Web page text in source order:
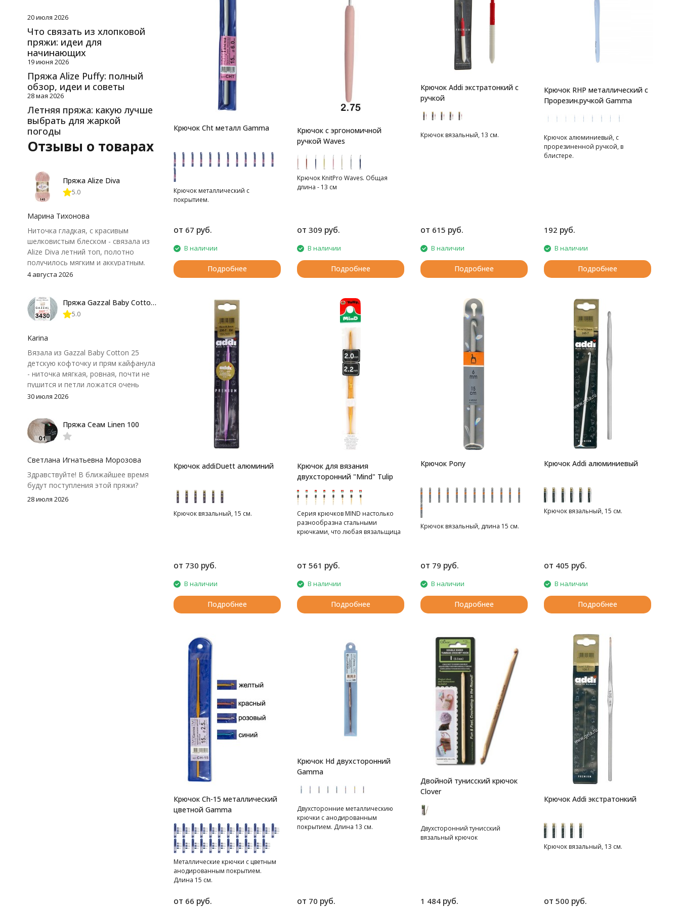
Крючок Cht металл Gamma
Крючок металлический с
покрытием.
от 67 руб.
В наличии
Подробнее
Крючок с эргономичной
ручкой Waves
Крючок KnitPro Waves. Общая
длина - 13 см
от 309 руб.
В наличии
Подробнее
Крючок Addi экстратонкий с
ручкой
Крючок вязальный, 13 см.
от 615 руб.
В наличии
Подробнее
Крючок RHP металлический с
Прорезин.ручкой Gamma
Крючок алюминиевый, с
прорезиненной ручкой, в
блистере.
192 руб.
В наличии
Подробнее
Крючок addiDuett алюминий
Крючок вязальный, 15 см.
от 730 руб.
В наличии
Подробнее
Крючок для вязания
двухсторонний "Mind" Tulip
Серия крючков MIND настолько
разнообразна стальными
крючками, что любая вязальщица
сможет подобрать себе нужный
от 561 руб.
В наличии
Подробнее
Крючок Pony
Крючок вязальный, длина 15 см.
от 79 руб.
В наличии
Подробнее
Крючок Addi алюминиевый
Крючок вязальный, 15 см.
от 405 руб.
В наличии
Подробнее
Крючок Ch-15 металлический
цветной Gamma
Металлические крючки с цветным
анодированным покрытием.
Длина 15 см.
от 66 руб.
Крючок Hd двухсторонний
Gamma
Двухсторонние металлическию
крючки с анодированным
покрытием. Длина 13 см.
от 70 руб.
Двойной тунисский крючок
Clover
Двухсторонний тунисский
вязальный крючок
1 484 руб.
Крючок Addi экстратонкий
Крючок вязальный, 13 см.
от 500 руб.
20 июля 2026
Что связать из хлопковой
пряжи: идеи для
начинающих
19 июня 2026
Пряжа Alize Puffy: полный
обзор, идеи и советы
28 мая 2026
Летняя пряжа: какую лучше
выбрать для жаркой
погоды
Отзывы о товарах
Пряжа Alize Diva
5.0
Марина Тихонова
Ниточка гладкая, с красивым
шелковистым блеском - связала из
Alize Diva летний топ, полотно
получилось мягким и аккуратным.
Петли хорошо видны, вяжется
нюанс - пряжа немного скользит и
иногда расслаивается, пришлось
крючок поудобнее.
4 августа 2026
Пряжа Gazzal Baby Cotton 25
5.0
Karina
Вязала из Gazzal Baby Cotton 25
детскую кофточку и прям кайфанула
- ниточка мягкая, ровная, почти не
пушится и петли ложатся очень
аккуратно. После стирки полотно
потеряло, цвет тоже не стал
тусклее. Единственный нюанс -
моточки маленькие, расход лучше
чуть-чуть не хватило))
30 июля 2026
Пряжа Сеам Linen 100
Светлана Игнатьевна Морозова
Здравствуйте! В ближайшее время
будут поступления этой пряжи?
28 июля 2026